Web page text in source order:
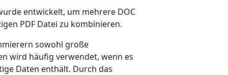
entwickelt, um mehrere DOC
PDF Datei zu kombinieren.
sowohl große
wird häufig verwendet, wenn es
Daten enthält. Durch das